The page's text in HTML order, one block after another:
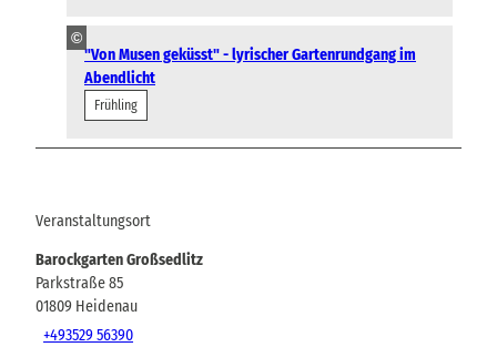
©
"Von Musen geküsst" - lyrischer Gartenrundgang im
Abendlicht
Frühling
Veranstaltungsort
Barockgarten Großsedlitz
Parkstraße 85
01809 Heidenau
+493529 56390